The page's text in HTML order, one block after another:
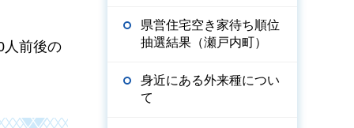
人前後の
県営住宅空き家待ち順位
抽選結果（瀬戸内町）
身近にある外来種につい
て